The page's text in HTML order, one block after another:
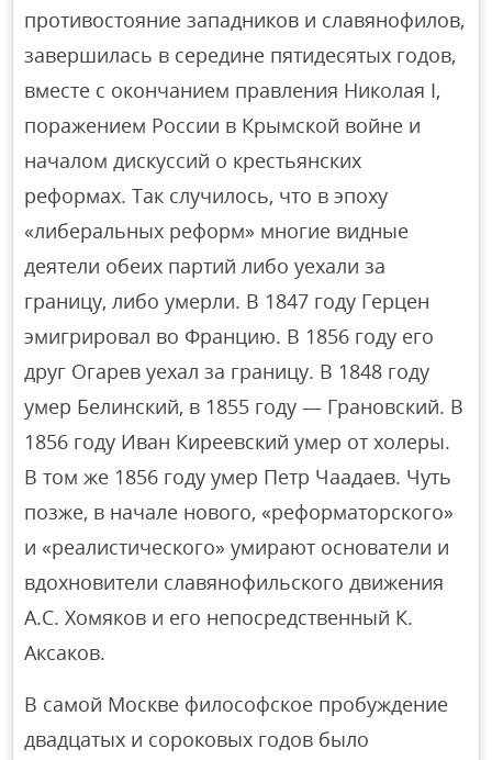
противостояние западников и славянофилов,
завершилась в середине пятидесятых годов,
вместе с окончанием правления Николая I,
поражением России в Крымской войне и
началом дискуссий о крестьянских
реформах. Так случилось, что в эпоху
«либеральных реформ» многие видные
деятели обеих партий либо уехали за
границу, либо умерли. В 1847 году Герцен
эмигрировал во Францию. В 1856 году его
друг Огарев уехал за границу. В 1848 году
умер Белинский, в 1855 году — Грановский. В
1856 году Иван Киреевский умер от холеры.
В том же 1856 году умер Петр Чаадаев. Чуть
позже, в начале нового, «реформаторского»
и «реалистического» умирают основатели и
вдохновители славянофильского движения
А.С. Хомяков и его непосредственный К.
Аксаков.
В самой Москве философское пробуждение
двадцатых и сороковых годов было